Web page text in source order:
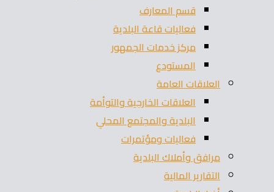
قسم المعارف
فعاليات قاعة البلدية
مركز خدمات الجمهور
المستودع
العلاقات العامة
العلاقات الخارجية والتوأمة
البلدية والمجتمع المحلي
فعاليات ومؤتمرات
مرافق وأملاك البلدية
التقارير المالية